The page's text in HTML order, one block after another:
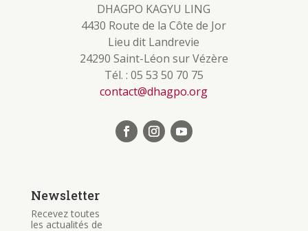
DHAGPO KAGYU LING
4430 Route de la Côte de Jor
Lieu dit Landrevie
24290 Saint-Léon sur Vézère
Tél. : 05 53 50 70 75
contact@dhagpo.org
Newsletter
Recevez toutes
les actualités de